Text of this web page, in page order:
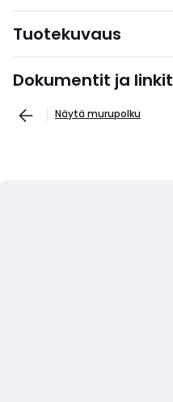
Tuotekuvaus
Dokumentit ja linkit
Näytä murupolku